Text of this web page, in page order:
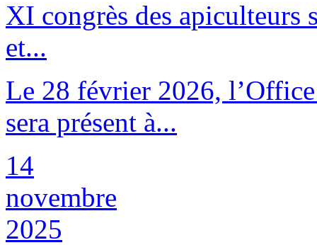
XI congrès des apiculteurs
et...
Le 28 février 2026,
sera présent à...
14
novembre
2025